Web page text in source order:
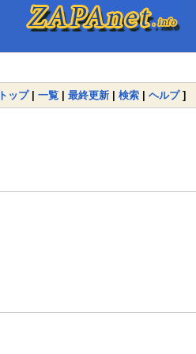
トップ| 一覧 | 最終更新 | 検索 | ヘルプ]